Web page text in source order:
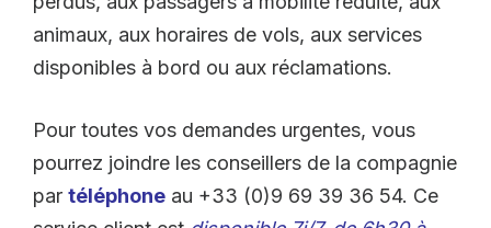
animaux, aux horaires de vols, aux services
disponibles à bord ou aux réclamations.
Pour toutes vos demandes urgentes, vous
pourrez joindre les conseillers de la compagnie
par téléphone au +33 (0)9 69 39 36 54. Ce